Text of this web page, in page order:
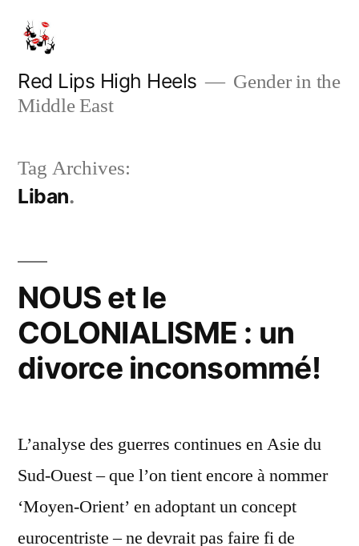
content
Red Lips High Heels
Gender in the
Middle East
Tag Archives:
Liban
NOUS et le
COLONIALISME : un
divorce inconsommé!
L’analyse des guerres continues en Asie du
Sud-Ouest – que l’on tient encore à nommer
‘Moyen-Orient’ en adoptant un concept
eurocentriste – ne devrait pas faire fi de